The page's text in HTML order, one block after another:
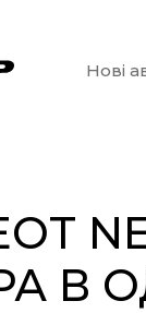
Нові
В